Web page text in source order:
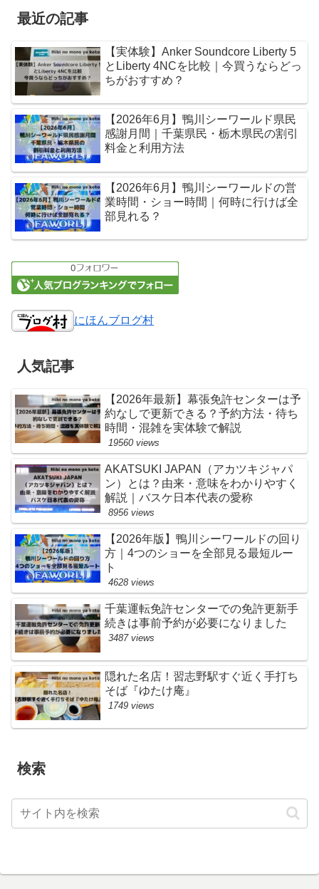
最近の記事
【実体験】Anker Soundcore Liberty 5
とLiberty 4NCを比較｜今買うならどっ
ちがおすすめ？
【2026年6月】鴨川シーワールド県民
感謝月間｜千葉県民・栃木県民の割引
料金と利用方法
【2026年6月】鴨川シーワールドの営
業時間・ショー時間｜何時に行けば全
部見れる？
にほんブログ村
人気記事
【2026年最新】幕張免許センターは予
約なしで更新できる？予約方法・待ち
時間・混雑を実体験で解説
19560 views
AKATSUKI JAPAN（アカツキジャパ
ン）とは？由来・意味をわかりやすく
解説｜バスケ日本代表の愛称
8956 views
【2026年版】鴨川シーワールドの回り
方｜4つのショーを全部見る最短ルー
ト
4628 views
千葉運転免許センターでの免許更新手
続きは事前予約が必要になりました
3487 views
隠れた名店！習志野駅すぐ近く手打ち
そば『ゆたけ庵』
1749 views
検索